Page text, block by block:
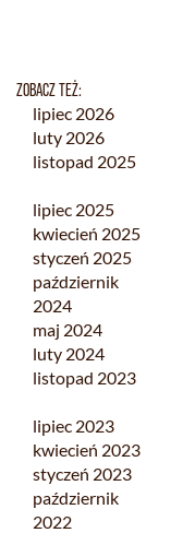
ZOBACZ TEŻ:
lipiec 2026
luty 2026
listopad 2025
lipiec 2025
kwiecień 2025
styczeń 2025
październik
2024
maj 2024
luty 2024
listopad 2023
lipiec 2023
kwiecień 2023
styczeń 2023
październik
2022